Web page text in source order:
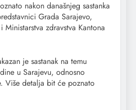
nakon današnjeg sastanka
Grada Sarajevo,
Ministarstva zdravstva Kantona
je sastanak na temu
u Sarajevu, odnosno
Više detalja bit će poznato